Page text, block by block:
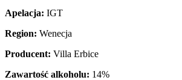
Apelacja: IGT
Region: Wenecja
Producent: Villa Erbice
Zawartość alkoholu: 14%